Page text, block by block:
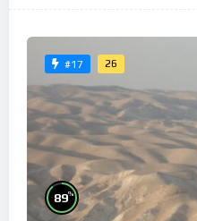
#17 26
89%